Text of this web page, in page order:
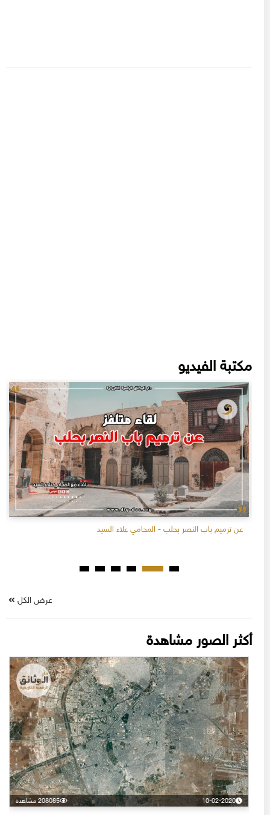
مكتبة الفيديو
عن ترميم باب النصر بحلب - المحامي علاء السيد
عرض الكل
أكثر الصور مشاهدة
10-02-2020 208085 مشاهدة